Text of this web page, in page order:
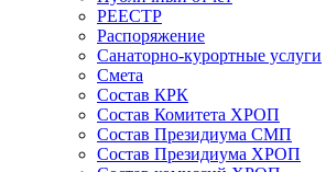
РЕЕСТР
Распоряжение
Санаторно-курортные услуги
Смета
Состав КРК
Состав Комитета ХРОП
Состав Президиума СМП
Состав Президиума ХРОП